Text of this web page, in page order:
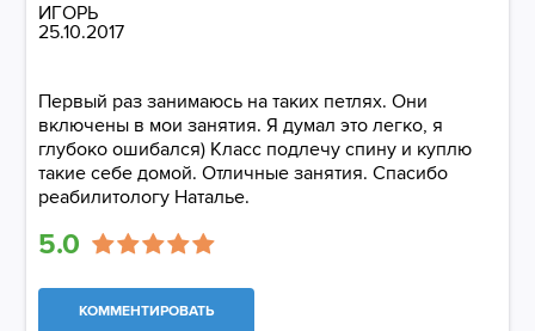
ИГОРЬ
25.10.2017
Первый раз занимаюсь на таких петлях. Они
включены в мои занятия. Я думал это легко, я
глубоко ошибался) Класс подлечу спину и куплю
такие себе домой. Отличные занятия. Спасибо
реабилитологу Наталье.
5.0
КОММЕНТИРОВАТЬ